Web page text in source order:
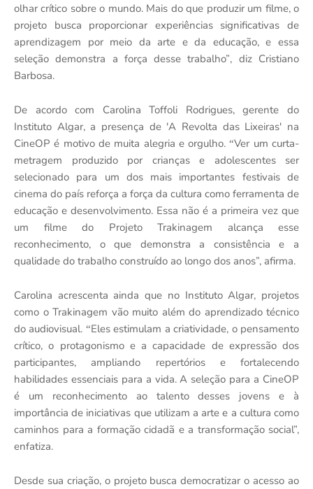
olhar crítico sobre o mundo. Mais do que produzir um filme, o
projeto busca proporcionar experiências significativas de
aprendizagem por meio da arte e da educação, e essa
seleção demonstra a força desse trabalho”, dizCristiano
Barbosa.
De acordo com Carolina Toffoli Rodrigues, gerente do
Instituto Algar, a presença de 'A Revolta das Lixeiras' na
CineOPé motivo de muita alegria e orgulho.“Ver um curta-
metragem produzido por crianças e adolescentes ser
selecionado para um dos mais importantes festivais de
cinema do país reforça a força da cultura como ferramenta de
educação e desenvolvimento. Essa não é a primeira vez que
um filme do Projeto Trakinagem alcança esse
reconhecimento, o que demonstra a consistência e a
qualidade do trabalho construído ao longo dos anos”, afirma.
Carolina acrescenta ainda que no Instituto Algar, projetos
como o Trakinagem vão muito além do aprendizado técnico
do audiovisual. “Eles estimulam a criatividade, o pensamento
crítico, o protagonismo e a capacidade de expressão dos
participantes, ampliando repertórios e fortalecendo
habilidades essenciais para a vida. A seleção para a CineOP
é um reconhecimento ao talento desses jovens e à
importância de iniciativas que utilizam a arte e a cultura como
caminhos para a formação cidadã e a transformação social”,
enfatiza.
Desde sua criação, o projeto busca democratizar o acesso ao